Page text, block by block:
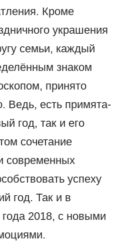
Кроме
украшения
семьи, каждый
знаком
принято
Ведь, есть примята-
год, так и его
сочетание
современных
успеху
год. Так и в
2018, с новыми